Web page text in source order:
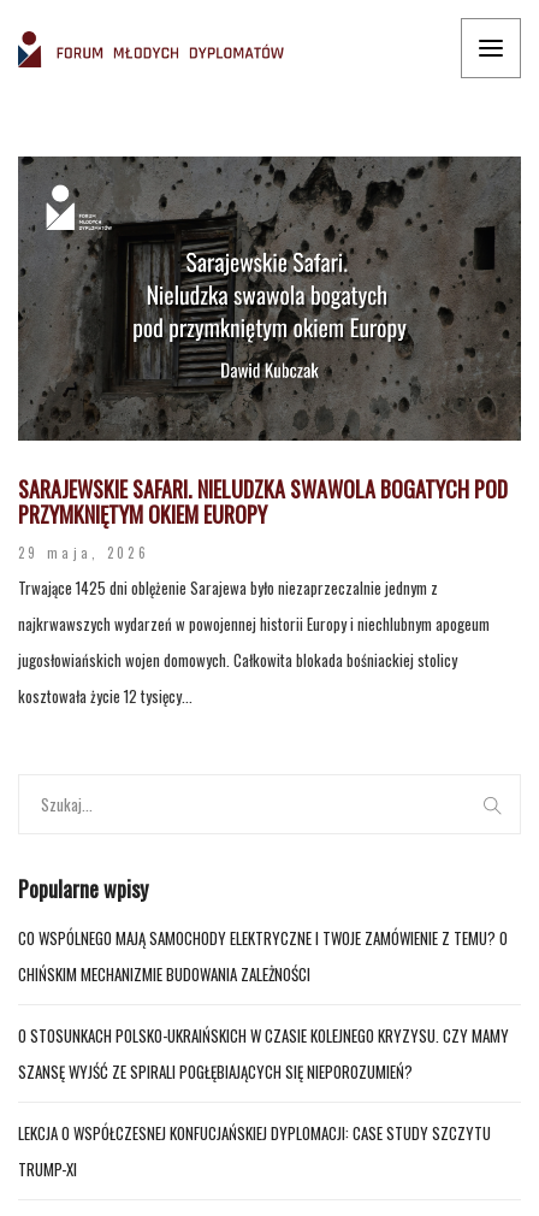
SARAJEWSKIE SAFARI. NIELUDZKA SWAWOLA BOGATYCH POD
PRZYMKNIĘTYM OKIEM EUROPY
29 maja, 2026
Trwające 1425 dni oblężenie Sarajewa było niezaprzeczalnie jednym z
najkrwawszych wydarzeń w powojennej historii Europy i niechlubnym apogeum
jugosłowiańskich wojen domowych. Całkowita blokada bośniackiej stolicy
kosztowała życie 12 tysięcy...
Popularne wpisy
CO WSPÓLNEGO MAJĄ SAMOCHODY ELEKTRYCZNE I TWOJE ZAMÓWIENIE Z TEMU? O
CHIŃSKIM MECHANIZMIE BUDOWANIA ZALEŻNOŚCI
O STOSUNKACH POLSKO-UKRAIŃSKICH W CZASIE KOLEJNEGO KRYZYSU. CZY MAMY
SZANSĘ WYJŚĆ ZE SPIRALI POGŁĘBIAJĄCYCH SIĘ NIEPOROZUMIEŃ?
LEKCJA O WSPÓŁCZESNEJ KONFUCJAŃSKIEJ DYPLOMACJI: CASE STUDY SZCZYTU
TRUMP-XI